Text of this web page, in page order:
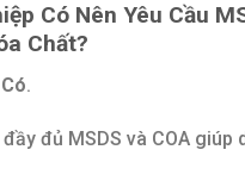
Có Nên Yêu Cầu
Chất?
Có.
đủ MSDS và COA giúp